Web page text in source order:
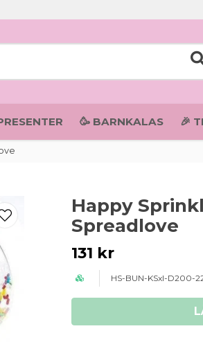
🥳 BARNKALAS 🎉
Happy
Spreadlove
131 kr
HS-BUN-KSxl-D200-